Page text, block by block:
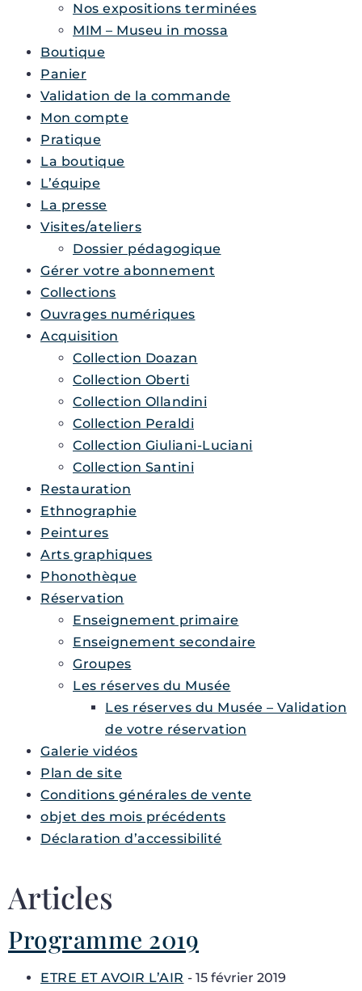
Nos expositions terminées
MIM – Museu in mossa
Boutique
Panier
Validation de la commande
Mon compte
Pratique
La boutique
L’équipe
La presse
Visites/ateliers
Dossier pédagogique
Gérer votre abonnement
Collections
Ouvrages numériques
Acquisition
Collection Doazan
Collection Oberti
Collection Ollandini
Collection Peraldi
Collection Giuliani-Luciani
Collection Santini
Restauration
Ethnographie
Peintures
Arts graphiques
Phonothèque
Réservation
Enseignement primaire
Enseignement secondaire
Groupes
Les réserves du Musée
Les réserves du Musée – Validation
de votre réservation
Galerie vidéos
Plan de site
Conditions générales de vente
objet des mois précédents
Déclaration d’accessibilité
Articles
Programme 2019
ETRE ET AVOIR L’AIR - 15 février 2019